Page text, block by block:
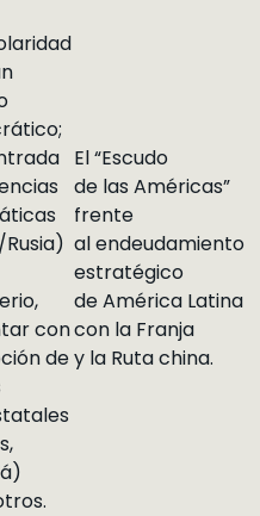
con
de
El “Escudo
de las Américas”
frente
al endeudamiento
estratégico
de América Latina
con la Franja
y la Ruta china.